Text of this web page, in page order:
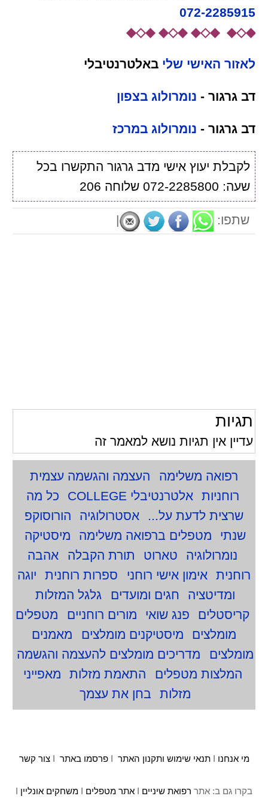
072-2285915
◆◇◆ ◆◇◆ ◆◇◆ ◆◇◆
לאזור האישי שלי באלטרנטיבלי
דב גרגור - נומרולוג בצפון
דב גרגור - נומרולוג במרכז
לקבלת יעוץ אישי מדב גרגור התקשרו בכל
שעה: 072-2285800 שלוחה 206
שתפו: |
תגיות
עדיין אין תגיות נושא למאמר זה
רפואה משלימה
העצמה והגשמה עצמית
רוחניות
אלטרנטיבלי COLLEGE
כל מה
שרצית לדעת על...
אסטרולוגיה
הורוסוקפ
שנתי
מטפלים ברפואה משלימה
מיסטיקה
נומרולוגיה
טארוט תורת הקבלה
אהבה
רוחנית
אימון אישי רוחני ספרות רוחנית
יוגה
ומדיטציה
חגים ומועדים
גלגל המזלות
קריסטלים
פנג שואי מורים רוחניים
מטפלים
מומלצים
מיסטיקנים מומלצים
מאמנים
מומלצים
מדריכים מומלצים להעצמה והגשמה
המלצות מטפלים
התאמת מזלות
מאפייני
מזלות
בחן את עצמך
מי אנחנו תנאי שימוש ותקנון האתר פרסמו באתר צור קשר
בקרו גם ב: אתר רפואת שיניים אתר מטפלים משחקים אונליין